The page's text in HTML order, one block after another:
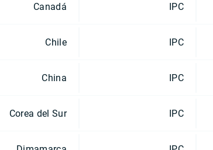
Canadá IPC
Chile IPC
China IPC
Corea del Sur IPC